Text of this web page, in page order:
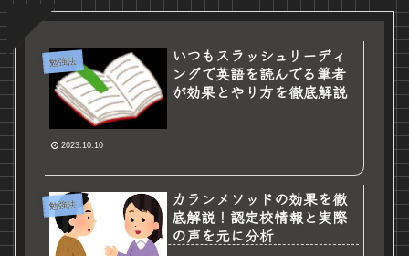
勉強法
いつもスラッシュリーディ
ングで英語を読んでる筆者
が効果とやり方を徹底解説
2023.10.10
勉強法
カランメソッドの効果を徹
底解説！認定校情報と実際
の声を元に分析